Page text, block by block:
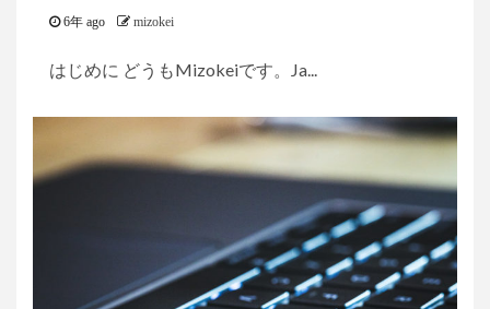
6年 ago mizokei
はじめに どうもMizokeiです。Ja...